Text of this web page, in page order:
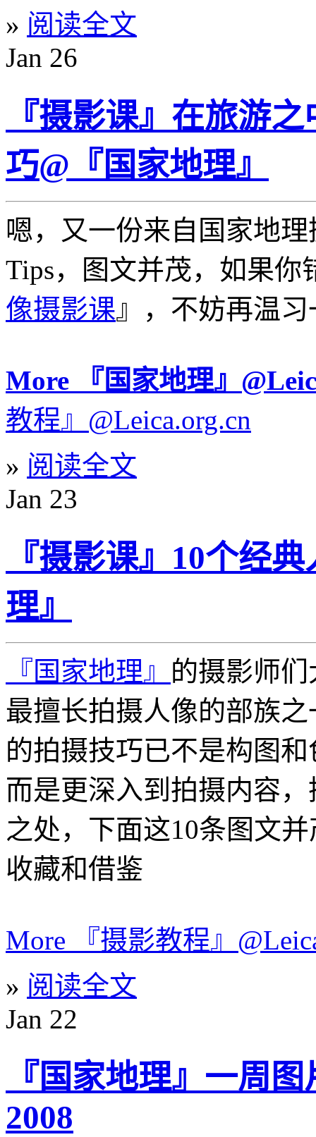
» 阅读全文
Jan 26
『摄影课』在旅游
巧@『国家地理』
嗯，又一份来自国家地
Tips，图文并茂，如果你
像摄影课』，不妨再温习
More 『国家地理』
教程』@Leica.org.cn
» 阅读全文
Jan 23
『摄影课』10个经
理』
『国家地理』 的摄影师
最擅长拍摄人像的部族
的拍摄技巧已不是构图
而是更深入到拍摄内容
之处，下面这10条图文
收藏和借鉴
More 『摄影教程』
» 阅读全文
Jan 22
『国家地理』一周
2008